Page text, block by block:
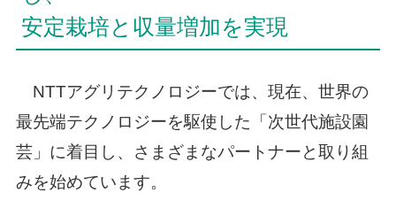
安定栽培と収量増加を実現
NTTアグリテクノロジーでは、現在、世界の
最先端テクノロジーを駆使した「次世代施設園
芸」に着目し、さまざまなパートナーと取り組
みを始めています。